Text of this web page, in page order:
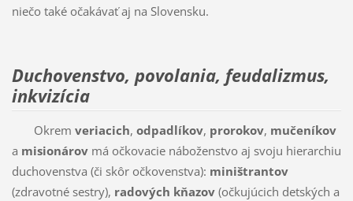
niečo také očakávať aj na Slovensku.
Duchovenstvo, povolania, feudalizmus,
inkvizícia
Okrem veriacich, odpadlíkov, prorokov, mučeníkov
a misionárovmá očkovacie náboženstvo aj svoju hierarchiu
duchovenstva (či skôr očkovenstva): miništrantov
(zdravotné sestry), radových kňazov(očkujúcich detských a